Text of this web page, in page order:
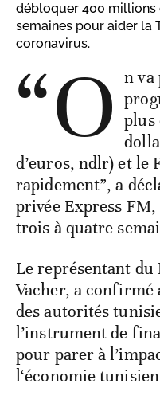
débloquer 400 millions
semaines pour aider la
coronavirus.
“O n va
plus
d’euros, ndlr) et le
rapidement”, a
privée Express
trois à quatre
Le représentant
Vacher, a confirmé
des autorités
l’instrument de
pour parer à
l‘économie